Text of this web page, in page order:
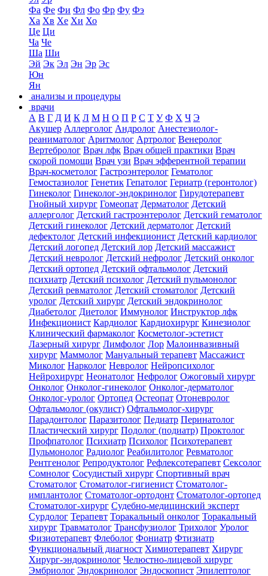
Фа Фе Фи Фл Фо Фр Фу Фэ
Ха Хв Хе Хи Хо
Це Ци
Ча Че
Ша Ши
Эй Эк Эл Эн Эр Эс
Юн
Ян
анализы и процедуры
врачи
А В Г Д И К Л М Н О П Р С Т У Ф Х Ч Э
Акушер Аллерголог Андролог Анестезиолог-
реаниматолог Аритмолог Артролог Венеролог
Вертебролог Врач лфк Врач общей практики Врач
скорой помощи Врач узи Врач эфферентной терапии
Врач-косметолог Гастроэнтеролог Гематолог
Гемостазиолог Генетик Гепатолог Гериатр (геронтолог)
Гинеколог Гинеколог-эндокринолог Гирудотерапевт
Гнойный хирург Гомеопат Дерматолог Детский
аллерголог Детский гастроэнтеролог Детский гематолог
Детский гинеколог Детский дерматолог Детский
дефектолог Детский инфекционист Детский кардиолог
Детский логопед Детский лор Детский массажист
Детский невролог Детский нефролог Детский онколог
Детский ортопед Детский офтальмолог Детский
психиатр Детский психолог Детский пульмонолог
Детский ревматолог Детский стоматолог Детский
уролог Детский хирург Детский эндокринолог
Диабетолог Диетолог Иммунолог Инструктор лфк
Инфекционист Кардиолог Кардиохирург Кинезиолог
Клинический фармаколог Косметолог-эстетист
Лазерный хирург Лимфолог Лор Малоинвазивный
хирург Маммолог Мануальный терапевт Массажист
Миколог Нарколог Невролог Нейропсихолог
Нейрохирург Неонатолог Нефролог Ожоговый хирург
Онколог Онколог-гинеколог Онколог-дерматолог
Онколог-уролог Ортопед Остеопат Отоневролог
Офтальмолог (окулист) Офтальмолог-хирург
Парадонтолог Паразитолог Педиатр Перинатолог
Пластический хирург Подолог (подиатр) Проктолог
Профпатолог Психиатр Психолог Психотерапевт
Пульмонолог Радиолог Реабилитолог Ревматолог
Рентгенолог Репродуктолог Рефлексотерапевт Сексолог
Сомнолог Сосудистый хирург Спортивный врач
Стоматолог Стоматолог-гигиенист Стоматолог-
имплантолог Стоматолог-ортодонт Стоматолог-ортопед
Стоматолог-хирург Судебно-медицинский эксперт
Сурдолог Терапевт Торакальный онколог Торакальный
хирург Травматолог Трансфузиолог Трихолог Уролог
Физиотерапевт Флеболог Фониатр Фтизиатр
Функциональный диагност Химиотерапевт Хирург
Хирург-эндокринолог Челюстно-лицевой хирург
Эмбриолог Эндокринолог Эндоскопист Эпилептолог